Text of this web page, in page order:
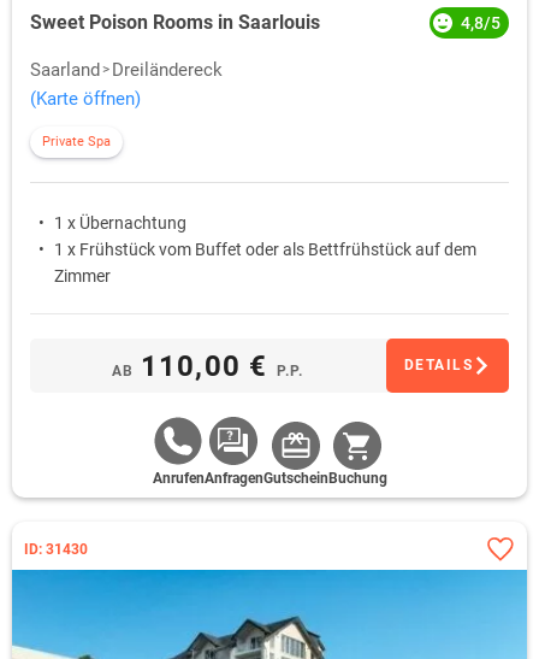
Sweet Poison Rooms in Saarlouis 4,8/5
Saarland
Dreiländereck
(Karte öffnen)
Private Spa
1 x Übernachtung
1 x Frühstück vom Buffet oder als Bettfrühstück auf dem
Zimmer
AB 110,00 € P.P. DETAILS
AnrufenAnfragenGutschein Buchung
ID: 31430